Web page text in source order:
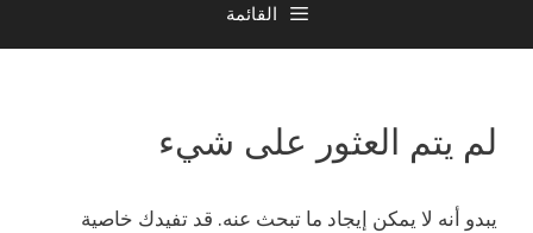
القائمة
لم يتم العثور على شيء
يبدو أنه لا يمكن إيجاد ما تبحث عنه. قد تفيدك خاصية